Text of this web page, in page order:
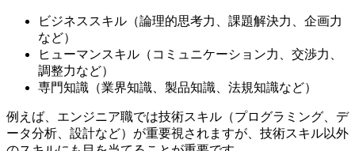
ビジネススキル（論理的思考力、課題解決力、企画力
など）
ヒューマンスキル（コミュニケーション力、交渉力、
調整力など）
専門知識（業界知識、製品知識、法規知識など）
例えば、エンジニア職では技術スキル（プログラミング、デ
ータ分析、設計など）が重要視されますが、技術スキル以外